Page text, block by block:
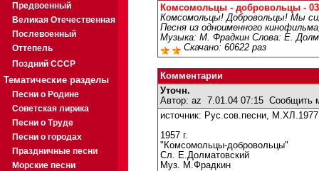
Предвоенный
Великая Отечественная
Послевоенный
Оттепель
Поздний СССР
Тематические разделы
Песни о Родине
Советская лирика
Песни о Труде
Песни о городах
Праздничные песни
Морские песни
Комсомольцы - добровольцы -
Комсомольцы! Добровольцы! Мы
Песня из одноименного
Музыка: М. Фрадкин Слова: Е.
Скачано: 60622 раз
Комментарии
Уточн.
Автор: az 7.01.04 07:15 Сообщить
источник: Рус.сов.песни,
1957 г.
"Комсомольцы-добровольцы"
Сл. Е.Долматовский
Муз. М.Фрадкин